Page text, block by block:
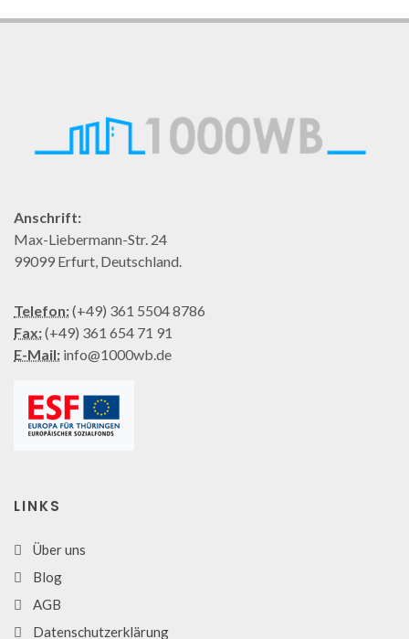
Anschrift:
Max-Liebermann-Str. 24
99099 Erfurt, Deutschland.
Telefon:(+49) 361 5504 8786
Fax:(+49) 361 654 71 91
E-Mail: info@1000wb.de
LINKS
Über uns
Blog
AGB
Datenschutzerklärung